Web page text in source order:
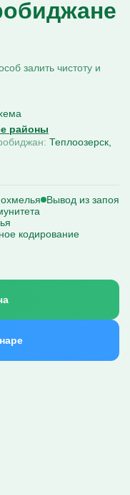
залить чистоту и
районы
Теплоозерск
Вывод из запоя
кодирование